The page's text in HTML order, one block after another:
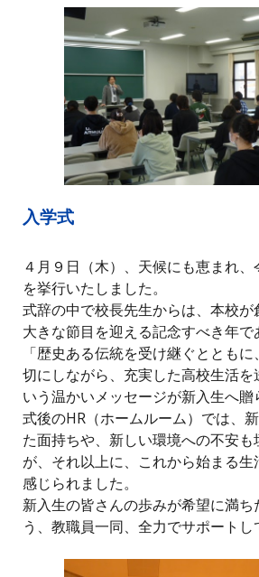
入学式
４月９日（木）、天候にも恵まれ
を挙行いたしました。
式辞の中で校長先生からは、本校が
大きな節目を迎える記念すべき年で
「歴史ある伝統を受け継ぐととも
切にしながら、充実した高校生活を
いう温かいメッセージが新入生へ贈
式後のHR（ホームルーム）では、
た面持ちや、新しい環境への不安も
が、それ以上に、これから始まる生
感じられました。
新入生の皆さんの歩みが希望に満ち
う、教職員一同、全力でサポートし